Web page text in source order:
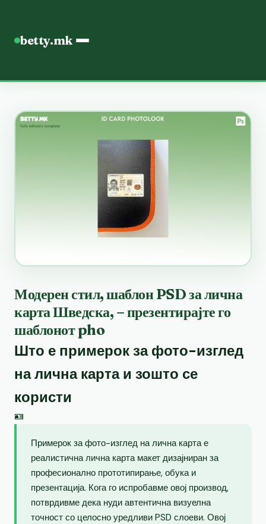
betty.mk
Модерен стил, шаблон PSD за лична
карта Шведска, – презентирајте го
шаблонот pho
Што е примерок за фото-изглед
на лична карта и зошто се
користи
🪪
Примерок за фото-изглед на лична карта е
реалистична лична карта макет дизајниран за
професионално прототипирање, обука и
презентација. Кога го испробавме овој производ,
потврдивме дека нуди автентична визуелна
точност со целосно уредливи PSD слоеви. Овој